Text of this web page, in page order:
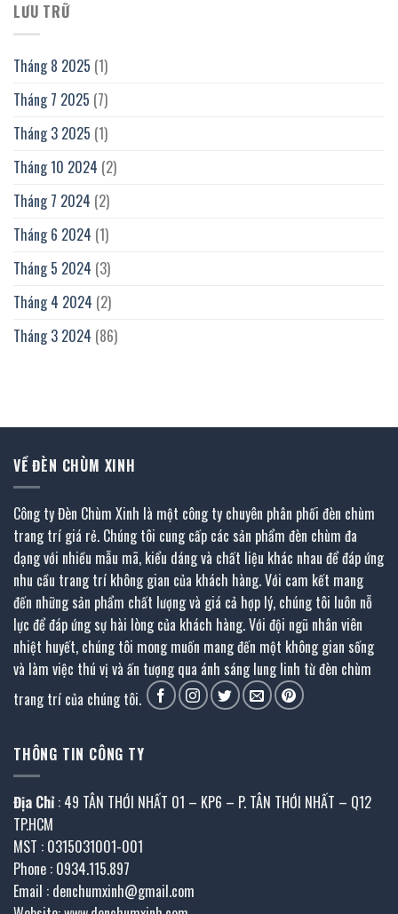
LƯU TRỮ
Tháng 8 2025 (1)
Tháng 7 2025 (7)
Tháng 3 2025 (1)
Tháng 10 2024 (2)
Tháng 7 2024 (2)
Tháng 6 2024 (1)
Tháng 5 2024 (3)
Tháng 4 2024 (2)
Tháng 3 2024 (86)
VỀ ĐÈN CHÙM XINH
Công ty Đèn Chùm Xinh là một công ty chuyên phân phối đèn chùm
trang trí giá rẻ. Chúng tôi cung cấp các sản phẩm đèn chùm đa
dạng với nhiều mẫu mã, kiểu dáng và chất liệu khác nhau để đáp ứng
nhu cầu trang trí không gian của khách hàng. Với cam kết mang
đến những sản phẩm chất lượng và giá cả hợp lý, chúng tôi luôn nỗ
lực để đáp ứng sự hài lòng của khách hàng. Với đội ngũ nhân viên
nhiệt huyết, chúng tôi mong muốn mang đến một không gian sống
và làm việc thú vị và ấn tượng qua ánh sáng lung linh từ đèn chùm
trang trí của chúng tôi.
THÔNG TIN CÔNG TY
Địa Chỉ : 49 TÂN THỚI NHẤT 01 – KP6 – P. TÂN THỚI NHẤT – Q12
TP.HCM
MST : 0315031001-001
Phone : 0934.115.897
Email : denchumxinh@gmail.com